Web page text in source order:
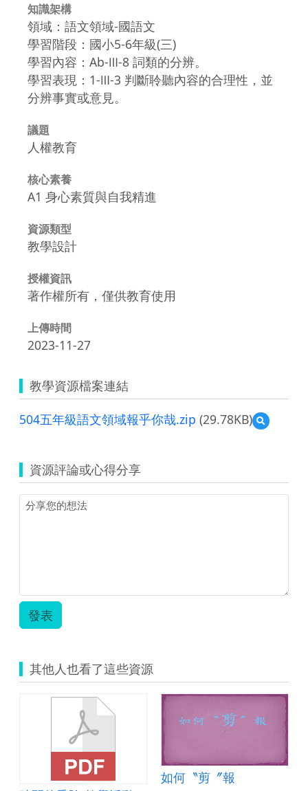
知識架構
領域：語文領域-國語文
學習階段：國小5-6年級(三)
學習內容：Ab-Ⅲ-8 詞類的分辨。
學習表現：1-Ⅲ-3 判斷聆聽內容的合理性，並
分辨事實或意見。
議題
人權教育
核心素養
A1 身心素質與自我精進
資源類型
教學設計
授權資訊
著作權所有，僅供教育使用
上傳時間
2023-11-27
教學資源檔案連結
504五年級語文領域報乎你哉.zip (29.78KB)
預
覽
級
語
哉.zip
資源評論或心得分享
發表
其他人也看了這些資源
如何〝剪〞報